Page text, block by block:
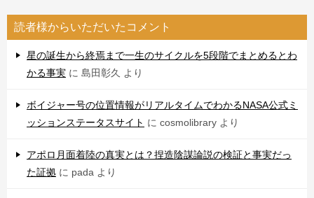
読者様からいただいたコメント
星の誕生から終焉まで一生のサイクルを5段階でまとめるとわ
かる事実 に 島田彰久 より
ボイジャー号の位置情報がリアルタイムでわかるNASA公式ミ
ッションステータスサイト に cosmolibrary より
アポロ月面着陸の真実とは？捏造陰謀論説の検証と事実だっ
た証拠 に pada より